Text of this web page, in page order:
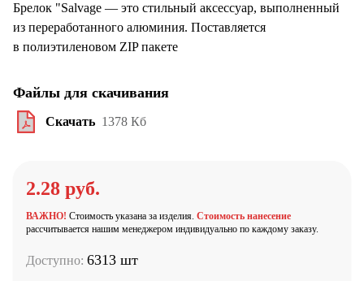
Брелок "Salvage — это стильный аксессуар, выполненный
из переработанного алюминия. Поставляется
в полиэтиленовом ZIP пакете
Файлы для скачивания
Скачать 1378 Кб
2.28 руб.
ВАЖНО! Стоимость указана за изделия. Стоимость нанесение
рассчитывается нашим менеджером индивидуально по каждому заказу.
Доступно: 6313 шт